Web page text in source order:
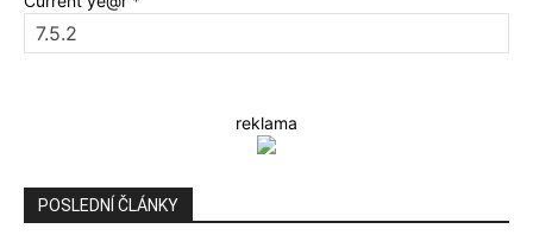
reklama
POSLEDNÍ ČLÁNKY